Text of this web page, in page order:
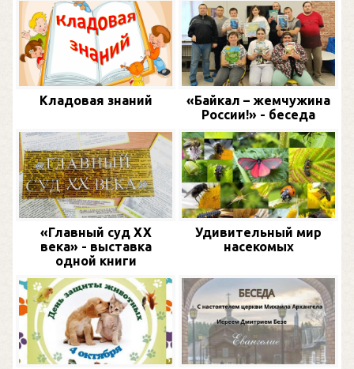
Кладовая знаний
«Байкал – жемчужина
России!» - беседа
«Главный суд XX
века» - выставка
одной книги
Удивительный мир
насекомых